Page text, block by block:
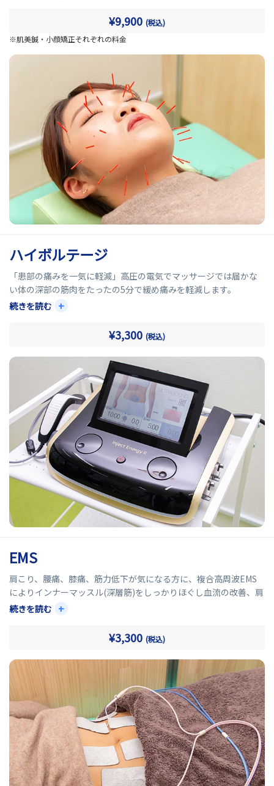
頭部、顔面部の血行促進を促し、ターンオーバーが活発になるよ
うに体質を変化させていきます。
し、お肌のハリ、ツヤが期待できます。
¥9,900 (税込)
※肌美鍼・小顔矯正それぞれの料金
ハイボルテージ
「患部の痛みを一気に軽減」高圧の電気でマッサージでは届かな
い体の深部の筋肉をたったの5分で緩め痛みを軽減します。
鍼灸が苦手な方にもおすすめ！！ギックリ腰、寝違え、肉離れな
続きを読む +
¥3,300 (税込)
EMS
肩こり、腰痛、膝痛、筋力低下が気になる方に、複合高周波EMS
によりインナーマッスル(深層筋)をしっかりほぐし血流の改善、肩
こりや腰痛といった痛みの改善効果が期待ができます。
し体幹(体のバランス)が整うといった効果があります。
腰から腹の深部にかけてある腹横筋をしっかりと鍛えることによ
り、体幹が安定し天然のコルセットとなります。
続きを読む +
¥3,300 (税込)